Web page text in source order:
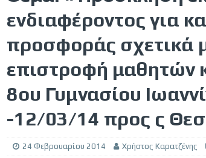
ενδιαφέροντος για
προσφοράς σχετικά
επιστροφή μαθητών
8oυ Γυμνασίου
-12/03/14 προς ς
24 Φεβρουαρίου 2014 Χρήστος Καρατζένης